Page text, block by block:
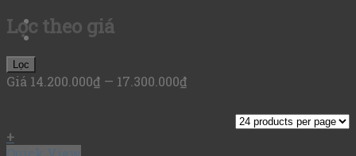
Lọc theo giá
Lọc
Giá 14.200.000₫ — 17.300.000₫
+